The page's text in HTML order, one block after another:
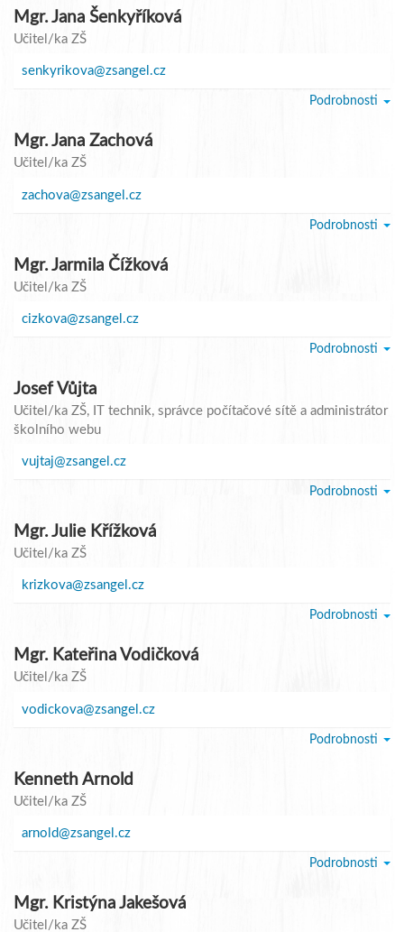
Mgr. Jana Šenkyříková
Učitel/ka ZŠ
senkyrikova@zsangel.cz
Podrobnosti
Mgr. Jana Zachová
Učitel/ka ZŠ
zachova@zsangel.cz
Podrobnosti
Mgr. Jarmila Čížková
Učitel/ka ZŠ
cizkova@zsangel.cz
Podrobnosti
Josef Vůjta
Učitel/ka ZŠ, IT technik, správce počítačové sítě a administrátor
školního webu
vujtaj@zsangel.cz
Podrobnosti
Mgr. Julie Křížková
Učitel/ka ZŠ
krizkova@zsangel.cz
Podrobnosti
Mgr. Kateřina Vodičková
Učitel/ka ZŠ
vodickova@zsangel.cz
Podrobnosti
Kenneth Arnold
Učitel/ka ZŠ
arnold@zsangel.cz
Podrobnosti
Mgr. Kristýna Jakešová
Učitel/ka ZŠ